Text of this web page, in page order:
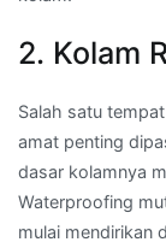
2. Kolam
Salah satu
amat penting
dasar kolamnya
Waterproofing
mulai mendirikan